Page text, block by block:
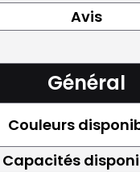
Avis
Général
Couleurs
Capacités